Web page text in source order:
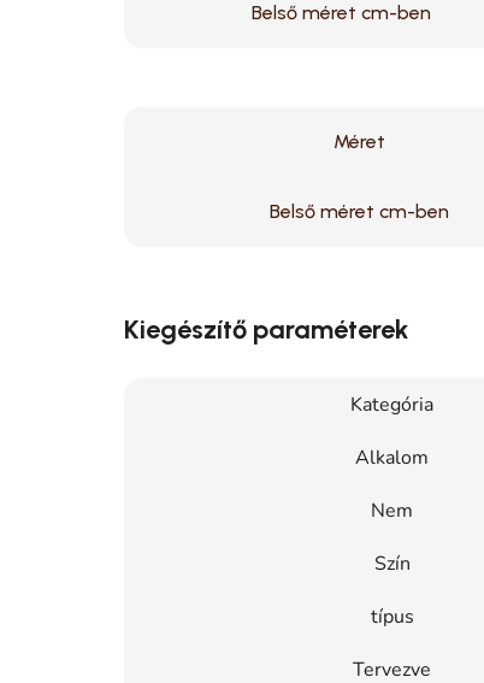
Belső méret cm-ben
Méret
Belső méret cm-ben
Kiegészítő paraméterek
Kategória
Alkalom
Nem
Szín
típus
Tervezve